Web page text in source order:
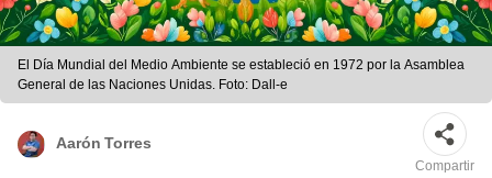
El Día Mundial del Medio Ambiente se estableció en 1972 por la Asamblea
General de las Naciones Unidas. Foto: Dall-e
Aarón Torres
Compartir